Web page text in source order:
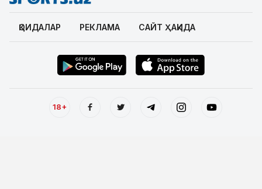
ҚОИДАЛАР РЕКЛАМА САЙТ ҲАҚИДА
18+